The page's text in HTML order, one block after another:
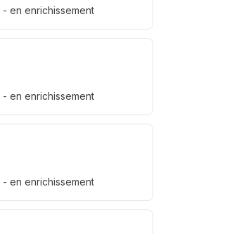
- en enrichissement
- en enrichissement
- en enrichissement